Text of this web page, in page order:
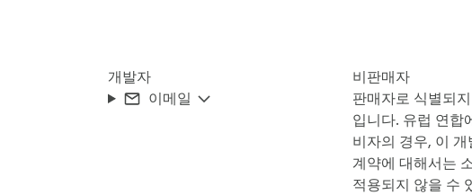
어디로 가는지 정확히 확인하십시오. 아니 블랙 박스,아니 신비 수학.
저에서 로컬로 실행됩니다. 귀하의 번호는 장치를 떠나지 않을.
개발자
이메일
비판매자
판매자로 식별되
입니다. 유럽 연합
비자의 경우, 이
계약에 대해서는
적용되지 않을 수